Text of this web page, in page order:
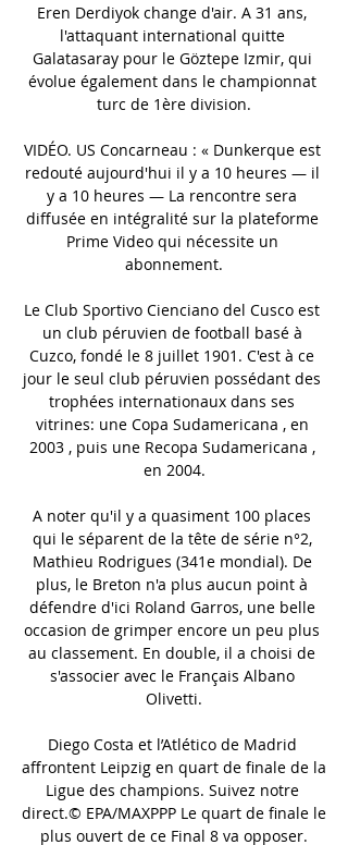
Eren Derdiyok change d'air. A 31 ans, l'attaquant international quitte Galatasaray pour le Göztepe Izmir, qui évolue également dans le championnat turc de 1ère division.

VIDÉO. US Concarneau : « Dunkerque est redouté aujourd'hui il y a 10 heures — il y a 10 heures — La rencontre sera diffusée en intégralité sur la plateforme Prime Video qui nécessite un abonnement.

Le Club Sportivo Cienciano del Cusco est un club péruvien de football basé à Cuzco, fondé le 8 juillet 1901. C'est à ce jour le seul club péruvien possédant des trophées internationaux dans ses vitrines: une Copa Sudamericana , en 2003 , puis une Recopa Sudamericana , en 2004.

A noter qu'il y a quasiment 100 places qui le séparent de la tête de série n°2, Mathieu Rodrigues (341e mondial). De plus, le Breton n'a plus aucun point à défendre d'ici Roland Garros, une belle occasion de grimper encore un peu plus au classement. En double, il a choisi de s'associer avec le Français Albano Olivetti.

Diego Costa et l’Atlético de Madrid affrontent Leipzig en quart de finale de la Ligue des champions. Suivez notre direct.© EPA/MAXPPP Le quart de finale le plus ouvert de ce Final 8 va opposer.

Elle multiplie ainsi les expos pour que son titre de séjour, qui expire le 26 octobre prochain, soit renouvelé. JULIEN DELATTRE > tourcoing@nordeclair.fr Sa vie ressemble à un voyage au long cours. De la Chine, où elle est née il y a vingt-huit ans, à la France, son pays d'adoption depuis cinq ans et demi, en passant par un tas d'endroits où Kaixuan Feng a accroché ses oeuvres.

Ce soir, les footballeurs du Bayern de Munich affronteront Anderlecht à l’occasion de ce match du 1ère journée de la Ligue des champions qui s’annonce tumultueux et que l’on pourra voir en streaming live avec la diffusion du flux vidéo sur le web ainsi qu’en direct le 12/09/2017 sur la chaine beIN SPORTS 1.

“C'est pas bien!” VOUS UTILISEZ UN ADBLOCK ?!. Vous devez le désactiver juste pour ce site parce que la pub permet à LaRascasse.fr de vivre.. Vous pouvez aussi supprimer toute la publicité du forum et de sa version mobile pour toute la saison 2019-2020 * en devenant membre VIP et en faisant un don au forum (bouton sur chaque page en bas ou sur le côté droit).

Match de foot en direct sur streaming foot France. Retransmission live par le streaming foot gratuit direct de votre match avec une bonne HD qualité. Matches de Football Ligue 1 en direct …

Match Dunkerque Chaine de diffusion, Programme TV Usc Concarneau ⌚ 19h00 Stade Marcel Tribut En live sur Twitter Amazon Prime Video

Développez votre activité avec nos solutions de distribution en boîte‑à‑lettres. Distribuez vos prospectus, courriers et colis avec Adrexo, leader privé de la communication locale et …

Retrouvez toutes les informations du match entre M. Consolat et Laval! Ce match aura lieu : Horaire du match M. Consolat Laval: (match différé). La diffusion TV de M. Consolat - Laval est retransmise en intégralité sur non Ce match entre M. Consolat et Laval est un match de .

Tout ce qu'il faut savoir sur le match Haninge vs Örebro Syrianska de Division 1 du (02 Septembre 2020) en direct : Résumé, statistiques, compositions et résultats - Besoccer

ABR DBS DBSM est votre référent sur tout le grand quart Nord-Ouest de la France dans les domaines de l'informatique, de la téléphonie, de la sécurité des locaux et des solutions d'impression

Pronostics Football : Phoenix Rising FC - LA Galaxy II. Football - États-Unis USL 2020. Pronostic pour le match du 12/07/2020 à 04h00 : Tweeter % de chance de gagner : pour 100€ de mise : Phoenix Rising FC: 68%:

J18 : USL Dunkerque - US Concarneau (3-0), le résumé il y a 8 heures — USL Dunkerque – US Concarneau EA Guingamp – ESTAC Troyes Stade Lavallois MFC – Amiens SC Pau FC – SM Caen Rodez Aveyron Football – FC ...

Bayern Munich a gagné match(s) sur ses dernières rencontres, et a concédé sur la même période défaite(s) et nul(s). Sur cette période de matchs, Bayern Munich a scoré but(s) et en a concédé . Lors de sa toute dernière rencontre, Bayern Munich a joué contre le club et le match a fini avec un résultat de 5 - 1. Pour sa part, Olympique Lyonnais a glané succè(s) lors de ses.

Compétitions ayant temporairement un statut particulier Compétitions ayant des performances qui doivent être confirmées par le gestionnaire. Di 08/03/20 - Interclubs Maîtres - …

Pour recevoir les dernières infos sur nos formations, ateliers, conférences, et produits aromatiques, inscrivez-vous à notre liste de diffusion :

Find The Right Inter Miami CF vs LA Galaxy Tickets For The Right Price With SeatGeek. We Bring Together Tickets From Over 60 Sites So That You Can Find Exactly The TicDirect commenté du match sur live.tfc.info avec les commentaires sur ce #FCMTFC de tous les supporters et spectateurs de la rencontre. Retrouvez-y la composition toulousaine à partir de 20h05! Rencontre télédiffusée sur le bouquet Canal, chaîne 256 sur "Multisports 4".; Suivez le match à la radio sur Toulouse FM avec aux micros toute la #TeamTFC et notre journaliste : talk d'avant-match.

Dunkerque - US Concarneau : compos, enjeux, sur quelle Vous pouvez regarder USL Dunkerque vs. US Concarneau en direct et en streaming sur Ligue 1 Amazon Channel. Plus d'informations. 02 mars. Date du coup ...

C’est un Bayern en plein doute qui s’apprête à recevoir l’Olympique lyonnais, leader déjà paisible de L1. Classé à une inhabituelle neuvième place en Bundesliga, les Munichois restent.

Où peut-on regarder RB Leipzig-PSG ? Le match sera diffusé en exclusivité sur RMC Sport. Il aura lieu le mardi 18 août à 21 heures. Aucun bookmaker français ne retransmet la rencontre en streaming. Aperçu de RB Leipzig-PSG : forces et faiblesses de chaque équipe RB Leipzig

Paris FC - LB Châteauroux . 0:0 (0: 0) Ce match n’a été suivi par personne d’autre. Tu soutiens ton équipe dans les tribunes ? Pas de vacances sans foot en direct ? ? Crée un compte sur Transfermarkt, et c’est parti. Créer un compte.

Ligue 2 - Sur quelles chaînes TV voir les matchs de la 27e il y a 21 heures — Les cotes en direct de U-TV sont consultables sur la section live de Football . Où regarder Dunkerque vs US Concarneau ? Dans la section TV, vous trouverez ...

En plus des scores de Instituto de Cordoba, vous pouvez suivre +de 150 compétitions de basketball dans plus de 30 pays autour du monde sur FlashResultats.fr. Cliquez sur le nom du pays dans le menu de gauche, et choisissez votre compétition (ligues et championnats, coupe ou tournoi).

Dragon de Yaoundé vs. Stade Renard 1 - 0. Summary; H2H Comparison; Commentary; Venue Cameroon. Elite ONE. 2019/2020; Elite Two; Trophée des Champions; Info. Dragon de Yaoundé. L D L L W. 1 - 0 Stade Renard. W D L D L. Competition Elite ONE Date 18 December 2019 Game week 14 Kick-off 15:00. Full-time 1 - 0. Venue Stade de Ngoa Ekélé (Yaoundé) General Game Stats Chart. Dragon de Yaoundé.

Votre guide pour regarder les plus grands matchs de foot en direct sur Internet. samedi 31 octobre 2009. Regarder St Etienne - Olympique Lyonnais et Marseille - Toulouse en direct sur internet Cette semaine regardez de superbes matchs en direct sur Internet en P2P ou en streaming. Les matchs au sommet de la 12ème journée de Ligue 1 : Auxerre v Montpellier Bordeaux v Monaco Boulogne-sur-Mer v.

Dunkerque v US Concarneau Pronostics et Résultats & il y a 1 jour — Commentaire textuel en direct du match USL Dunkerque - US Concarneau. La Regarder en ligne : USL Dunkerque vs US Concarneau. soccer ...

regarder USL Dunkerque US Concarneau en direct live J2 Concarneau - Dunkerque est à suivre sur le direct Ligue 2 à partir de 19:00 US Concarneau · Icon: USL Dunkerque. USL Dunkerque · Icon: US Concarneau. US ...

Dunkerque - Concarneau : Sur quelle chaîne Programme TV Dunkerque : ne ratez aucun match du club retransmis en direct à la télévision ! USL Dunkerque Dunkerque Concarneau. samedi 09 mars. 19 ...

regarder USL Dunkerque US Concarneau en streaming Ci-dessous, la chaîne pour regarder aujourd'hui le match Dunkerque - Concarneau en direct live. Ne manquez pas le coup d'envoi de USL Dunkerque - US ...

Cheville et kit de fixation facile : Vous garantir le bon achat, on y travaille tous les jours. Retrouvez chez Leroy Merlin notre sélection de 929 produits pas chers, au prix le plus juste, sur un large choix de marques et de références, disponibles en magasin ou livrés rapidement à votre domicile.

Les travaux de la halte fluviale de Villefranche-sur-Saône conduits par l'Agglo Villefranche Beaujolais Saône avancent à grands pas [...] Beaujolais Days 2019 Avec 8 événements majeurs, les Beaujolais Days vous font vivre des moments intenses pour l’arrivée du Beaujolais Nouveau du 20 au 24 novembre 2019.

de l'athlétic club de villefranche de rouergue: actualitÉs. editos. calendrier 2020 compÉtitions occitanie (pistes/cross/hors stade) records departementaux. records de l'acvr. rÉsultats. site printemps des kiwis courses pedestres organisÉe par l'acvr. site de la ligue midi pyrennee. albums photos flickr 2019/2020. albums photos picasa 2016 et avant. facebook. qualifiÉ(e)s. mÉdiathÈque.

USL Dunkerque - US Concarneau en direct - Ligue 2 il y a 8 heures — Ce samedi 2 mars, l'USL Dunkerque (17e) accueille l'US Concarneau (14e) pour un choc entre promus. Horaire, diffusion TV, voici tout ce ...

USL Dunkerque US Concarneau en direct tv Statistiques de Con il y a 14 heures — USL Dunkerque US Concarneau en direct tv Statistiques de Concarneau et Dunkerque (stats 2 mars 2024 28 sept. 2017 — TV.

Comines - Warneton Vivre à n°403 www.villedecomines-warneton.be Ce bulletin d’information a pu être réalisé grâce à la convention A.P.E. de la Région Wallonne. Editeur responsable : Marie-Eve Desbuquoit Samedi 13 octobre 14h00 : Grand marché médiéval au jardin public 19h00 : Ouverture officielle : Lâcher de ballons, cortège des.

VIVEZ L'ENSEMBLE DU MATCH Rangers - Bayer Leverkusen EN STREAMING DIRECT. C’est reparti pour une nouvelle saison de Ligue Europa sur votre site de streaming préfér